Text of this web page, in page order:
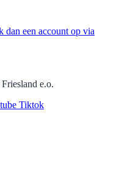
dan een account op via
e.o.
Tiktok